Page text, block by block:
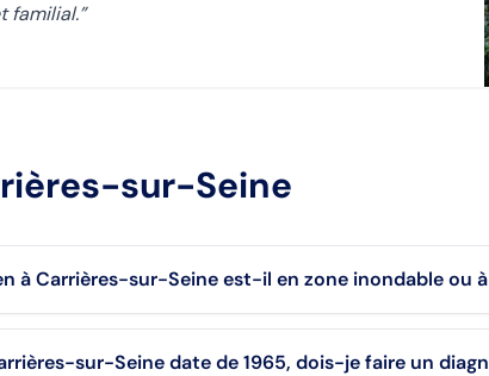
familial.”
sur-Seine
à Carrières-sur-Seine est-il en zone inondable ou
sur-Seine date de 1965, dois-je faire un